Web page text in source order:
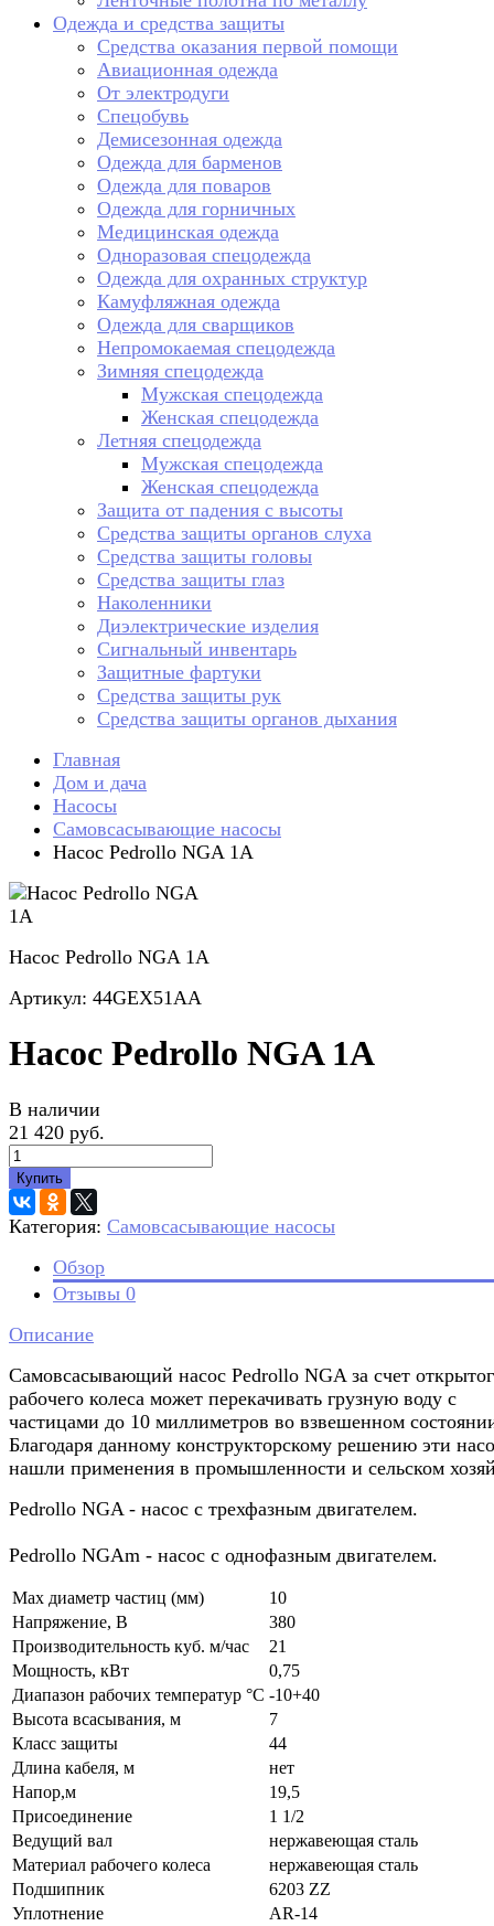
Одежда и средства защиты
Средства оказания первой помощи
Авиационная одежда
От электродуги
Спецобувь
Демисезонная одежда
Одежда для барменов
Одежда для поваров
Одежда для горничных
Медицинская одежда
Одноразовая спецодежда
Одежда для охранных структур
Камуфляжная одежда
Одежда для сварщиков
Непромокаемая спецодежда
Зимняя спецодежда
Мужская спецодежда
Женская спецодежда
Летняя спецодежда
Мужская спецодежда
Женская спецодежда
Защита от падения с высоты
Средства защиты органов слуха
Средства защиты головы
Средства защиты глаз
Наколенники
Диэлектрические изделия
Сигнальный инвентарь
Защитные фартуки
Средства защиты рук
Средства защиты органов дыхания
Главная
Дом и дача
Насосы
Самовсасывающие насосы
Насос Pedrollo NGA 1A
Насос Pedrollo NGA 1A
Артикул: 44GEX51AA
Насос Pedrollo NGA 1A
В наличии
21 420 руб.
Купить
Категория: Самовсасывающие насосы
Обзор
Отзывы 0
Описание
Самовсасывающий насос Pedrollo NGA за счет
рабочего колеса может перекачивать грузную воду с
частицами до 10 миллиметров во взвешенном
Благодаря данному конструкторскому решению эти
нашли применения в промышленности и сельском
Pedrollo NGA - насос с трехфазным двигателем.
Pedrollo NGAm - насос с однофазным двигателем.
Мах диаметр частиц (мм)
10
Напряжение, В
380
Производительность куб. м/час
21
Мощность, кВт
0,75
Диапазон рабочих температур °C -10+40
Высота всасывания, м
7
Класс защиты
44
Длина кабеля, м
нет
Напор,м
19,5
Присоединение
1 1/2
Ведущий вал
нержавеющая сталь
Материал рабочего колеса
нержавеющая сталь
Подшипник
6203 ZZ
Уплотнение
AR-14